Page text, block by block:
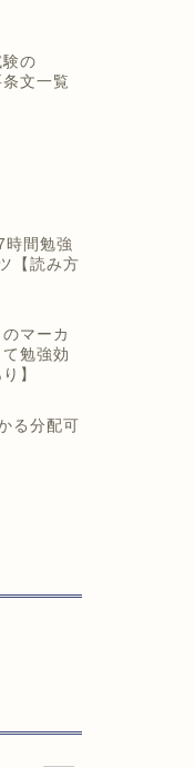
験の
条文一覧
時間勉強
【読み方
マーカ
勉強効
】
る分配可